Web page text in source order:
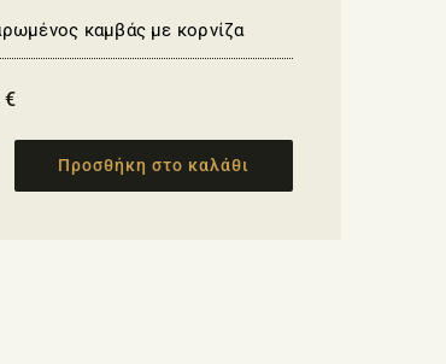
καμβάς με κορνίζα
€
Προσθήκη στο καλάθι